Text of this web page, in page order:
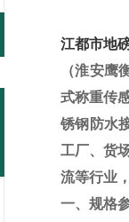
江都市地
（淮安鹰
式称重传
锈钢防水
工厂、货
流等行业
一、规格